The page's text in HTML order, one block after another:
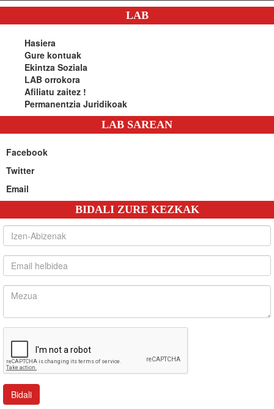
LAB
Hasiera
Gure kontuak
Ekintza Soziala
LAB orrokora
Afiliatu zaitez !
Permanentzia Juridikoak
LAB SAREAN
Facebook
Twitter
Email
BIDALI ZURE KEZKAK